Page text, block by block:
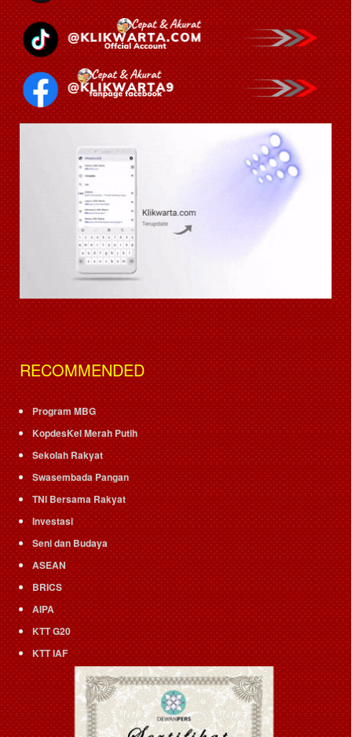
RECOMMENDED
Program MBG
KopdesKel Merah Putih
Sekolah Rakyat
Swasembada Pangan
TNI Bersama Rakyat
Investasi
Seni dan Budaya
ASEAN
BRICS
AIPA
KTT G20
KTT IAF